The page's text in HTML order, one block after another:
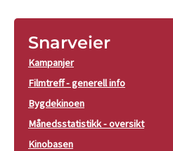
Snarveier
Kampanjer
Filmtreff - generell info
Bygdekinoen
Månedsstatistikk - oversikt
Kinobasen